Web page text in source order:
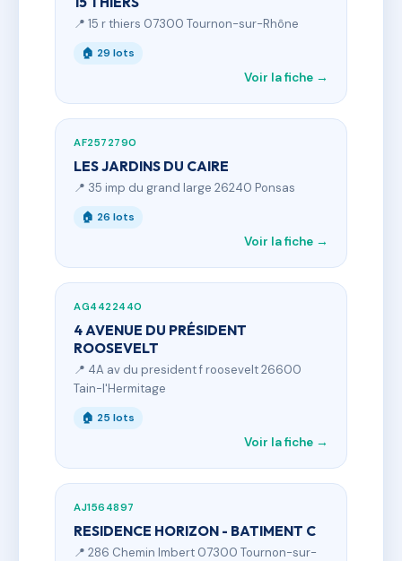
📍 15 r thiers 07300 Tournon-sur-Rhône
🏠 29 lots
Voir la fiche →
AF2572790
LES JARDINS DU CAIRE
📍 35 imp du grand large 26240 Ponsas
🏠 26 lots
Voir la fiche →
AG4422440
4 AVENUE DU PRÉSIDENT
ROOSEVELT
📍 4A av du president f roosevelt 26600
Tain-l'Hermitage
🏠 25 lots
Voir la fiche →
AJ1564897
RESIDENCE HORIZON - BATIMENT C
📍 286 Chemin Imbert 07300 Tournon-sur-